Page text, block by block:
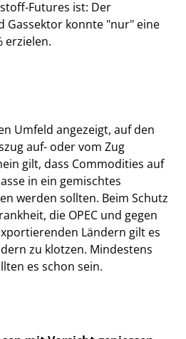
Futures ist: Der
Gassektor konnte "nur" eine
erzielen.
Umfeld angezeigt, auf den
auf- oder vom Zug
gilt, dass Commodities auf
in ein gemischtes
werden sollten. Beim Schutz
die OPEC und gegen
Ländern gilt es
zu klotzen. Mindestens
es schon sein.